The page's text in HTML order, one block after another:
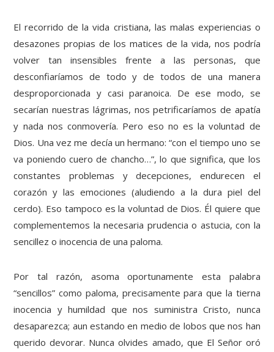
El recorrido de la vida cristiana, las malas experiencias o
desazones propias de los matices de la vida, nos podría
volver tan insensibles frente a las personas, que
desconfiaríamos de todo y de todos de una manera
desproporcionada y casi paranoica. De ese modo, se
secarían nuestras lágrimas, nos petrificaríamos de apatía
y nada nos conmovería. Pero eso no es la voluntad de
Dios. Una vez me decía un hermano: “con el tiempo uno se
va poniendo cuero de chancho…”, lo que significa, que los
constantes problemas y decepciones, endurecen el
corazón y las emociones (aludiendo a la dura piel del
cerdo). Eso tampoco es la voluntad de Dios. Él quiere que
complementemos la necesaria prudencia o astucia, con la
sencillez o inocencia de una paloma.
Por tal razón, asoma oportunamente esta palabra
“sencillos” como paloma, precisamente para que la tierna
inocencia y humildad que nos suministra Cristo, nunca
desaparezca; aun estando en medio de lobos que nos han
querido devorar. Nunca olvides amado, que El Señor oró